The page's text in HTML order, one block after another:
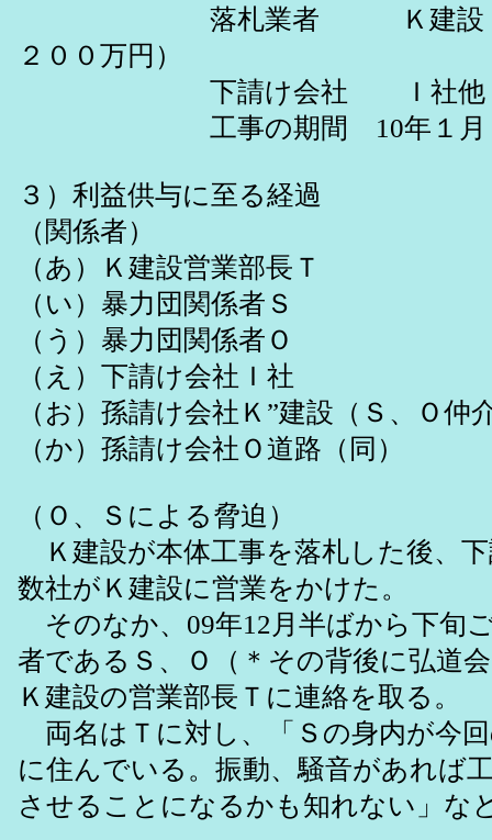
落札業者 Ｋ建設（契
２００万円）
下請け会社 Ｉ社他
工事の期間 10年１月６
３）利益供与に至る経過
（関係者）
（あ）Ｋ建設営業部長Ｔ
（い）暴力団関係者Ｓ
（う）暴力団関係者Ｏ
（え）下請け会社Ｉ社
（お）孫請け会社Ｋ”建設（Ｓ、Ｏ仲
（か）孫請け会社Ｏ道路（同）
（Ｏ、Ｓによる脅迫）
Ｋ建設が本体工事を落札した後、
数社がＫ建設に営業をかけた。
そのなか、09年12月半ばから下旬
者であるＳ、Ｏ（＊その背後に弘道
Ｋ建設の営業部長Ｔに連絡を取る。
両名はＴに対し、「Ｓの身内が今
に住んでいる。振動、騒音があれば
させることになるかも知れない」な